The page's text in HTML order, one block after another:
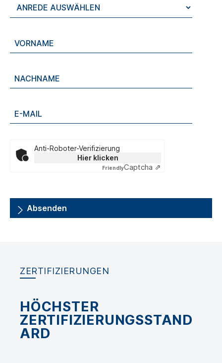
Anti-Roboter-Verifizierung
Hier klicken
FriendlyCaptcha ⇗
Absenden
ZERTIFIZIERUNGEN
HÖCHSTER
ZERTIFIZIERUNGSSTAND
ARD